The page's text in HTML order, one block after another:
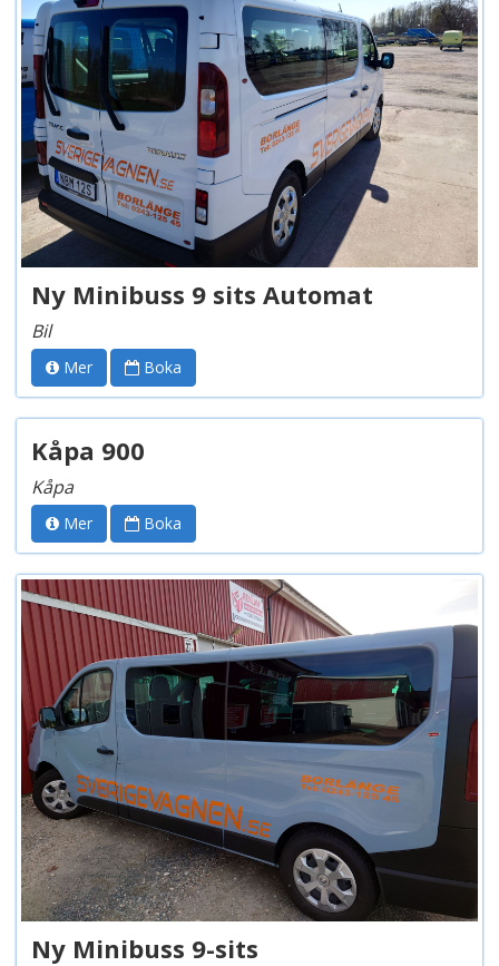
Ny Minibuss 9 sits Automat
Bil
Mer Boka
Kåpa 900
Kåpa
Mer Boka
Ny Minibuss 9-sits